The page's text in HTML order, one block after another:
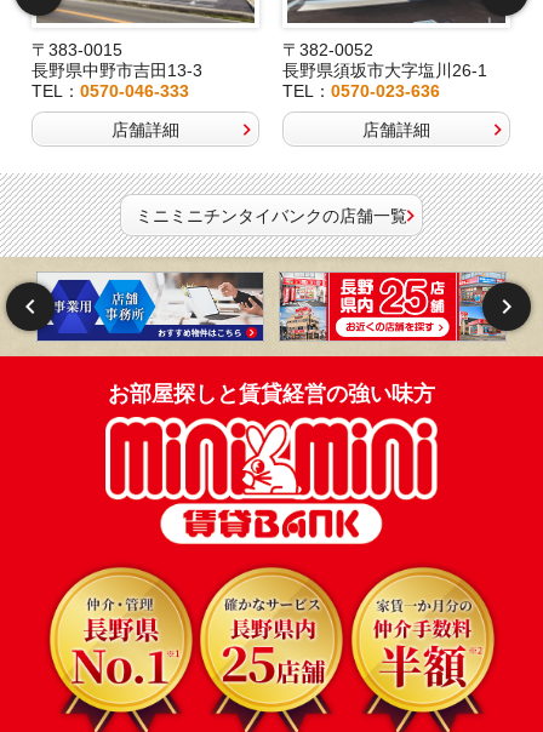
〒383-0015
長野県中野市吉田13-3
TEL： 0570-046-333
店舗詳細
〒382-0052
長野県須坂市大字塩川26-1
TEL：0570-023-636
店舗詳細
ミニミニチンタイバンクの店舗一覧
お部屋探しと賃貸経営の強い味方